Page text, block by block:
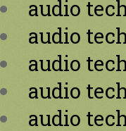
audio
audio
audio
audio
audio